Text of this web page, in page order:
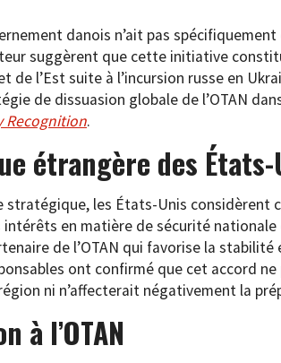
danois n’ait pas
suggèrent que cette initiative
de l’Est suite à l’incursion russe en
de dissuasion globale de l’OTAN
Recognition.
étrangère des
stratégique, les États-Unis considèrent
intérêts en matière de sécurité
de l’OTAN qui favorise la
ont confirmé que cet accord
ni n’affecterait négativement la
à l’OTAN